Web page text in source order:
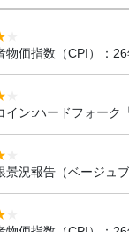
物価指数（CPI）：
イン:ハードフォーク
景況報告（ベージュブ